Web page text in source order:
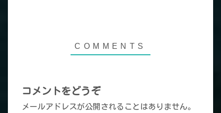
コメントをどうぞ
メールアドレスが公開されることはありません。